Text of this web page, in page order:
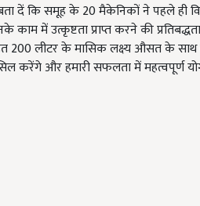
दें कि समूह के 20 मैकेनिकों ने पहले ही
काम में उत्कृष्टता प्राप्त करने की
200 लीटर के मासिक लक्ष्य औसत के
करेंगे और हमारी सफलता में महत्वपूर्ण